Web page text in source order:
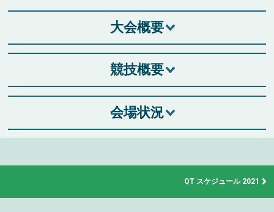
大会概要
競技概要
会場状況
QT スケジュール 2021